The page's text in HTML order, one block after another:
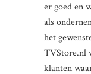
er goed en
als
het
TVStore.nl
klanten